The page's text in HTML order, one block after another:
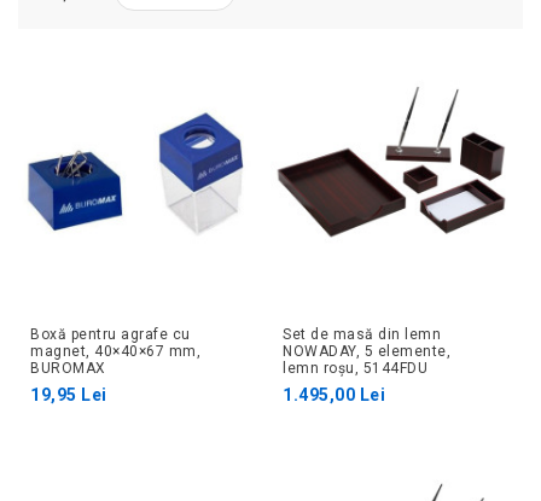
Boxă pentru agrafe cu
magnet, 40×40×67 mm,
BUROMAX
19,95 Lei
Set de masă din lemn
NOWADAY, 5 elemente,
lemn roșu, 5144FDU
1.495,00 Lei